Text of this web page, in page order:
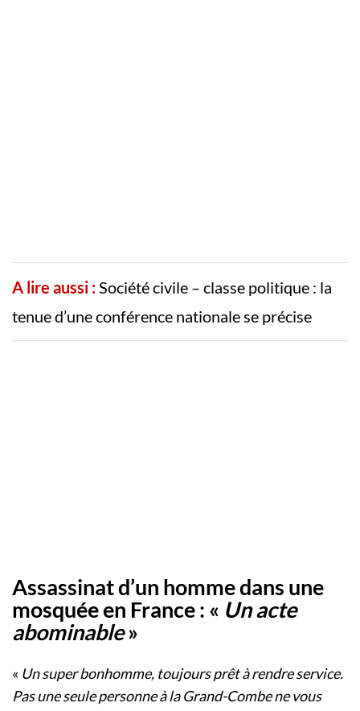
A lire aussi : Société civile – classe politique : la
tenue d’une conférence nationale se précise
Assassinat d’un homme dans une
mosquée en France : « Un acte
abominable»
« Un super bonhomme, toujours prêt à rendre service.
Pas une seule personne à la Grand-Combe ne vous